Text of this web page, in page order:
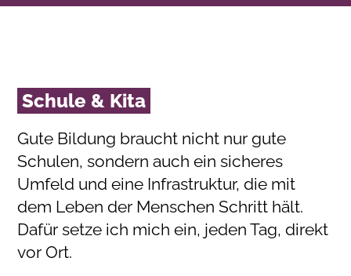
Schule & Kita
Gute Bildung braucht nicht nur gute
Schulen, sondern auch ein sicheres
Umfeld und eine Infrastruktur, die mit
dem Leben der Menschen Schritt hält.
Dafür setze ich mich ein, jeden Tag, direkt
vor Ort.